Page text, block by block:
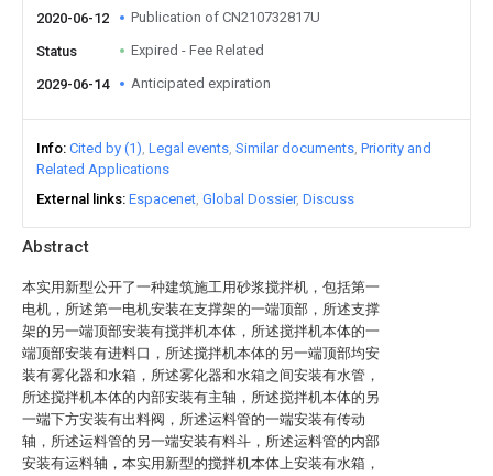
Abstract
本实用新型公开了一种建筑施工用砂浆搅拌机，包括第一
电机，所述第一电机安装在支撑架的一端顶部，所述支撑
架的另一端顶部安装有搅拌机本体，所述搅拌机本体的一
端顶部安装有进料口，所述搅拌机本体的另一端顶部均安
装有雾化器和水箱，所述雾化器和水箱之间安装有水管，
所述搅拌机本体的内部安装有主轴，所述搅拌机本体的另
一端下方安装有出料阀，所述运料管的一端安装有传动
轴，所述运料管的另一端安装有料斗，所述运料管的内部
安装有运料轴，本实用新型的搅拌机本体上安装有水箱，
2020-06-12 Publication of CN210732817U
Status Expired - Fee Related
2029-06-14 Anticipated expiration
Info Cited by (1) Legal events Similar documents Priority and
Related Applications
External links Espacenet Global Dossier Discuss